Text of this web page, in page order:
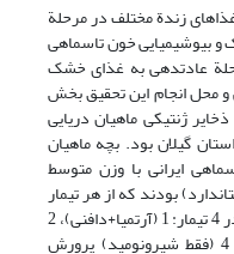
غذاهای زندة مختلف در مرحلة
بیوشیمیایی خون تاسماهی
عادت­دهی به غذای خشک
و محل انجام این تحقیق بخش
ژنتیکی ماهیان دریایی
گیلان بود. بچه ماهیان
عدد بچه تاسماهی ایرانی با وزن متوسط
بودند که از هر تیمار
مرحلة لاروی که با غذاهای زنده مختلف در 4 تیمار: 1 (آرتمیا+دافنی)، 2
(فقط آرتمیا)، 3 (آرتمیا+شیرونومید) و 4 (فقط شیرونومید) پرورش